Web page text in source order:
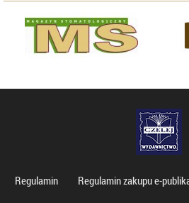
Regulamin Regulamin zakupu e-